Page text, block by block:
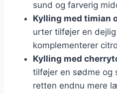
sund og farverig
Kylling med timian
urter tilføjer en
komplementerer
Kylling med
tilføjer en sødme og
retten endnu mere